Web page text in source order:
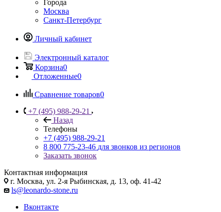
Города
Москва
Санкт-Петербург
Личный кабинет
Электронный каталог
Корзина0
Отложенные0
Сравнение товаров0
+7 (495) 988-29-21
Назад
Телефоны
+7 (495) 988-29-21
8 800 775-23-46 для звонков из регионов
Заказать звонок
Контактная информация
г. Москва, ул. 2-я Рыбинская, д. 13, оф. 41-42
ls@leonardo-stone.ru
Вконтакте